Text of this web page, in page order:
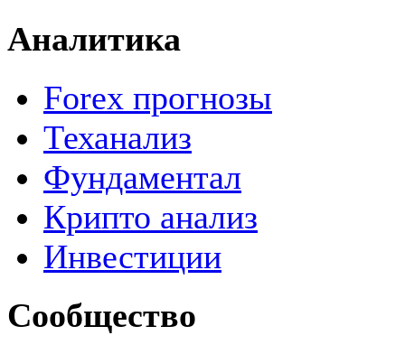
Аналитика
Forex прогнозы
Теханализ
Фундаментал
Крипто анализ
Инвестиции
Сообщество